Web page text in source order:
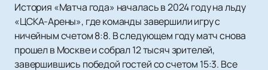
История «Матча года» началась в 2024 году на льду
«ЦСКА-Арены», где команды завершили игру с
ничейным счетом 8:8. В следующем году матч снова
прошел в Москве и собрал 12 тысяч зрителей,
завершившись победой гостей со счетом 15:3. Все